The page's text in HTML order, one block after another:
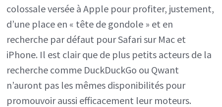
colossale versée à Apple pour profiter, justement,
d’une place en « tête de gondole » et en
recherche par défaut pour Safari sur Mac et
iPhone. Il est clair que de plus petits acteurs de la
recherche comme DuckDuckGo ou Qwant
n’auront pas les mêmes disponibilités pour
promouvoir aussi efficacement leur moteurs.